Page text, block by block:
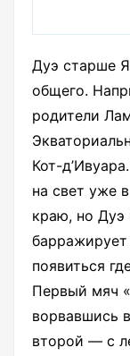
Дуэ старше
общего.
родители
Кот-
на свет уже
краю, но Дуэ
появиться
Первый мяч
ворвавшись
второй — с